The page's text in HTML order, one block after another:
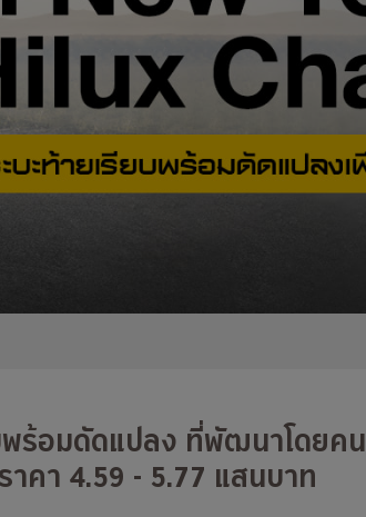
บพร้อมดัดแปลง ที่พัฒนาโดยคน
คา 4.59 - 5.77 แสนบาท